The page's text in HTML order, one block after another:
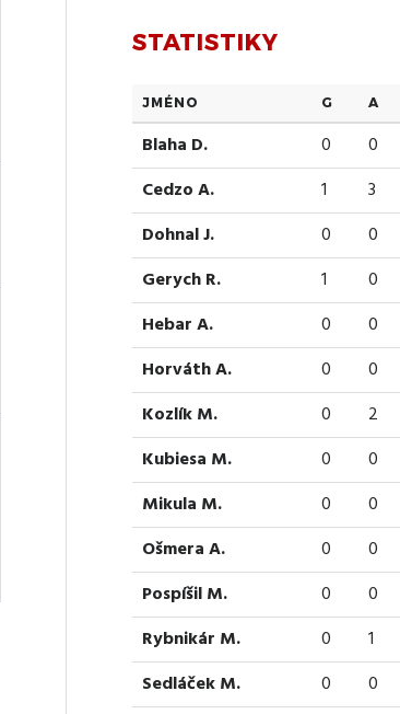
STATISTIKY
JMÉNO G A
Blaha D. 0 0
Cedzo A.
1 3
Dohnal J.
0 0
Gerych R.
1 0
Hebar A.
0 0
Horváth A.
0 0
Kozlík M.
0 2
Kubiesa M.
0 0
Mikula M.
0 0
Ošmera A.
0 0
Pospíšil M.
0 0
Rybnikár M.
0 1
Sedláček M.
0 0